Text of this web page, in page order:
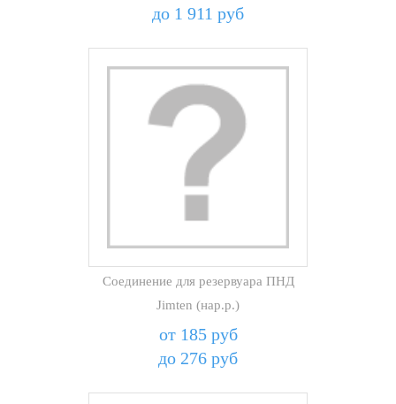
до 1 911 руб
Соединение для резервуара ПНД
Jimten (нар.р.)
от 185 руб
до 276 руб